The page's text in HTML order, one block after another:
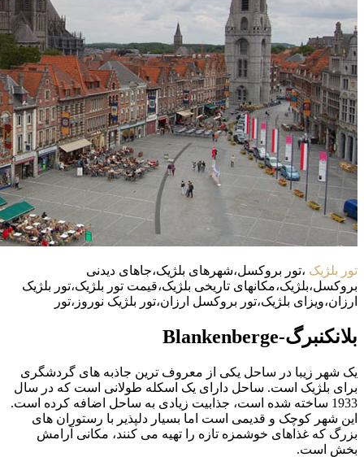
تور بلژیک ،تور بروکسل،شهرهای بلژیک،جاهای دیدنی
بروکسل،بلژیک،مکانهای تاریخی بلژیک،قیمت تور بلژیک،تور بلژیک
ارزان،ویزای بلژیک،تور بروکسل ارزان،تور بلژیک نوروز،تور
بلانکنبرگ-Blankenberge
یک شهر زیبا در ساحل یکی از معروف ترین جاذبه های گردشگری
برای بلژیک است. ساحل دارای یک اسکله طولانی است که در سال
1933 ساخته شده است، جذابیت زیادی به ساحل اضافه کرده است.
این شهر کوچک و قدیمی است اما بسیار دلپذیر با رستوران های
بزرگ که غذاهای خوشمزه تازه را تهیه می کنند، مکانی آرامش
بخش است.